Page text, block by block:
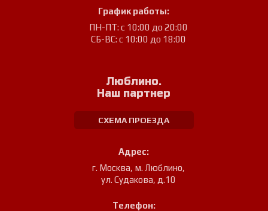
График работы:
ПН-ПТ: с 10:00 до 20:00
СБ-ВС: с 10:00 до 18:00
Люблино.
Наш партнер
СХЕМА ПРОЕЗДА
Адрес:
г. Москва, м. Люблино,
ул. Судакова, д.10
Телефон: